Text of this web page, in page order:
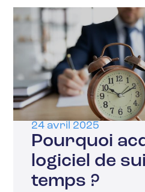
24 avril 2025
Pourquoi
logiciel de
temps ?